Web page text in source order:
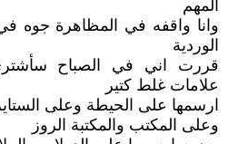
المهم
وانا واقفه في المظاهرة جوه
الوردية
قررت اني في الصباح
علامات غلط كتير
ارسمها على الحيطة وعلى
وعلى المكتب والمكتبة الروز